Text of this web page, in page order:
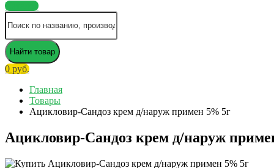
Каталог
Найти товар
0 руб.
Главная
Товары
Ацикловир-Сандоз крем д/наруж примен 5% 5г
Ацикловир-Сандоз крем д/наруж